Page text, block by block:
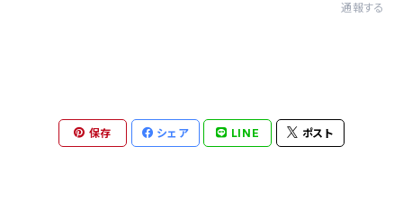
通報する
保存 シェア LINE ポスト